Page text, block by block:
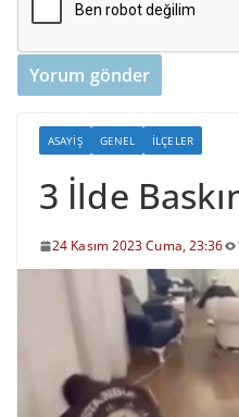
ASAYIŞ GENEL İLÇELER
3 İlde
24 Kasım 2023 Cuma, 23:36